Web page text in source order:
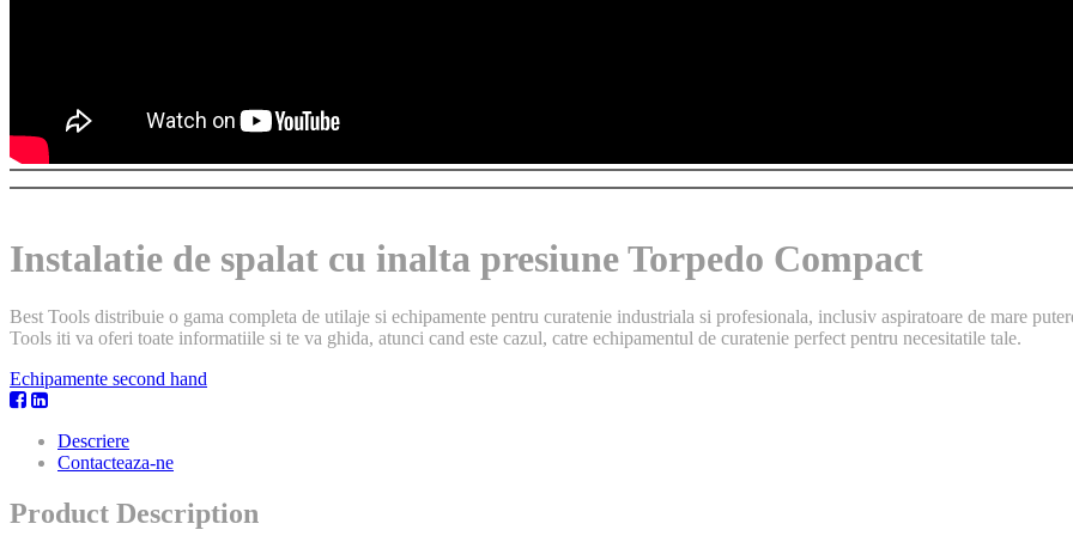
Instalatie de spalat cu inalta presiune Torpedo Compact
Best Tools distribuie o gama completa de utilaje si echipamente pentru curatenie industriala si profesionala, inclusiv aspiratoare de mare
Tools iti va oferi toate informatiile si te va ghida, atunci cand este cazul, catre echipamentul de curatenie perfect pentru necesitatile tale.
Echipamente second hand
Descriere
Contacteaza-ne
Product Description